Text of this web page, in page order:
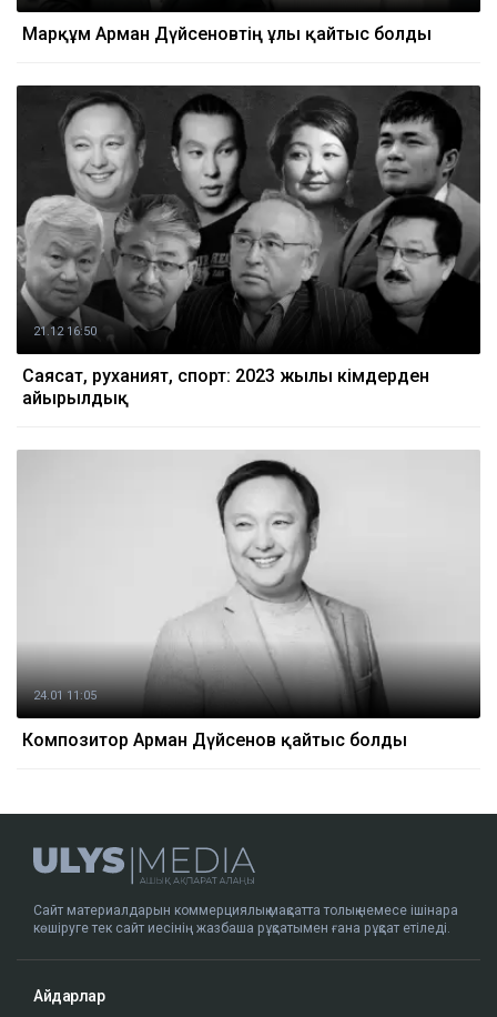
Марқұм Арман Дүйсеновтің ұлы қайтыс болды
21.12 16:50
Саясат, руханият, спорт: 2023 жылы кімдерден
айырылдық
24.01 11:05
Композитор Арман Дүйсенов қайтыс болды
Сайт материалдарын коммерциялық мақсатта толық немесе ішінара
көшіруге тек сайт иесінің жазбаша рұқсатымен ғана рұқсат етіледі.
Айдарлар